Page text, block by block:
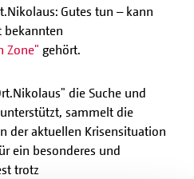
Gutes tun – kann
bekannten
Zone" gehört.
die Suche und
sammelt die
der aktuellen Krisensituation
ein besonderes und
trotz